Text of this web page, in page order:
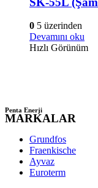
0 5 üzerinden
Devamını oku
Hızlı Görünüm
Penta Enerji
MARKALAR
Grundfos
Fraenkische
Ayvaz
Euroterm